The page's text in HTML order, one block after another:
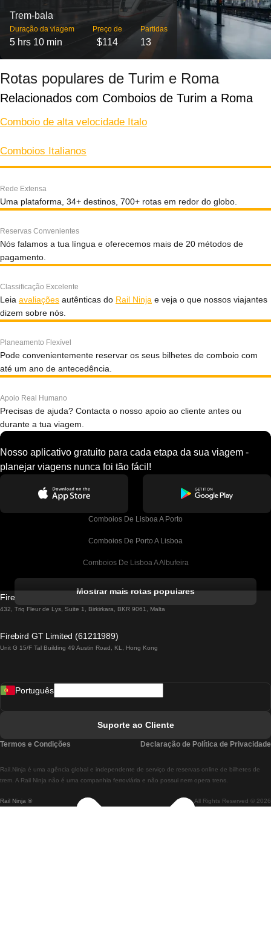
Trem-bala
Duração da viagem
5 hrs 10 min
Preço de
$114
Partidas
13
Rotas populares de Turim e Roma
Relacionados com Comboios de Turim a Roma
Comboio de alta velocidade Italo
Comboios Italianos
Rede Extensa
Uma plataforma, 34+ destinos, 700+ rotas em redor do globo.
Reservas Convenientes
Nós falamos a tua língua e oferecemos mais de 20 métodos de
pagamento.
Classificação Excelente
Leia avaliações autênticas do Rail Ninja e veja o que nossos viajantes
dizem sobre nós.
Planeamento Flexível
Pode convenientemente reservar os seus bilhetes de comboio com
até um ano de antecedência.
Apoio Real Humano
Precisas de ajuda? Contacta o nosso apoio ao cliente antes ou
durante a tua viagem.
Nosso aplicativo gratuito para cada etapa da sua viagem -
planejar viagens nunca foi tão fácil!
Comboios De Lisboa A Porto
Comboios De Porto A Lisboa
Comboios De Lisboa A Albufeira
Comboios De Lisboa A Lagos
Comboios De Lisboa A Madrid
Comboios De Lisboa A Braga
Comboios De Braga A Lisboa
Mostrar mais rotas populares
Firebird GT Limited (OC 1451)
432, Triq Fleur de Lys, Suite 1, Birkirkara, BKR 9061, Malta
Firebird GT Limited (61211989)
Unit G 15/F Tal Building 49 Austin Road, KL, Hong Kong
Rail Ninja ® All Rights Reserved © 2026
Rail.Ninja é uma agência global e independente de serviço de reservas online de bilhetes de
trem. A Rail Ninja não é uma companhia ferroviária e não possui nem opera trens.
Português
Suporte ao Cliente
Termos e Condições Declaração de Política de Privacidade